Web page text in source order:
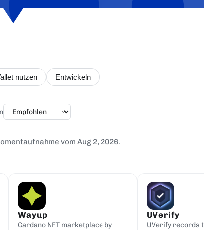
nutzen Entwickeln
vom Aug 2, 2026.
Wayup
Cardano NFT marketplace by
UVerify
UVerify records